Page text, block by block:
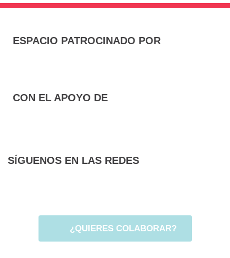
ESPACIO PATROCINADO POR
CON EL APOYO DE
SÍGUENOS EN LAS REDES
i
t
s
t
a
¿QUIERES COLABORAR?